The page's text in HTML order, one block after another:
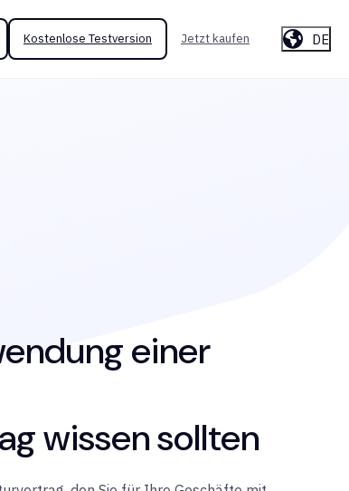
Kostenlose Testversion Jetzt kaufen DE
einer
wissen sollten